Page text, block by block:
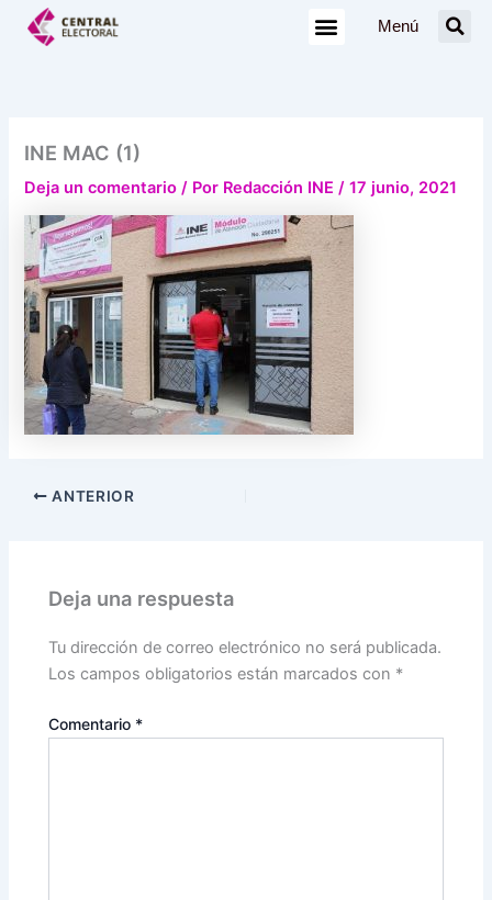
Menú
INE MAC (1)
Deja un comentario / Por Redacción INE/17 junio, 2021
ANTERIOR
Deja una respuesta
Tu dirección de correo electrónico no será publicada.
Los campos obligatorios están marcados con *
Comentario *